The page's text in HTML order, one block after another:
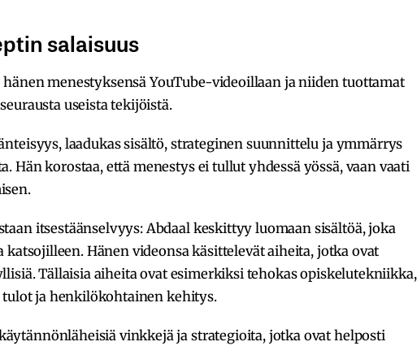
salaisuus
menestyksensä YouTube-videoillaan ja niiden tuottamat
useista tekijöistä.
laadukas sisältö, strateginen suunnittelu ja ymmärrys
Hän korostaa, että menestys ei tullut yhdessä yössä, vaan vaati
itsestäänselvyys: Abdaal keskittyy luomaan sisältöä, joka
katsojilleen. Hänen videonsa käsittelevät aiheita, jotka ovat
Tällaisia aiheita ovat esimerkiksi tehokas opiskelutekniikka,
tulot ja henkilökohtainen kehitys.
vinkkejä ja strategioita, jotka ovat helposti